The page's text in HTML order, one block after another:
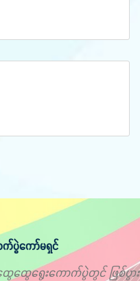
က်ပွဲကော်မရှင်
ထွေရွေးကောက်ပွဲတွင် ဖြစ်ပွား